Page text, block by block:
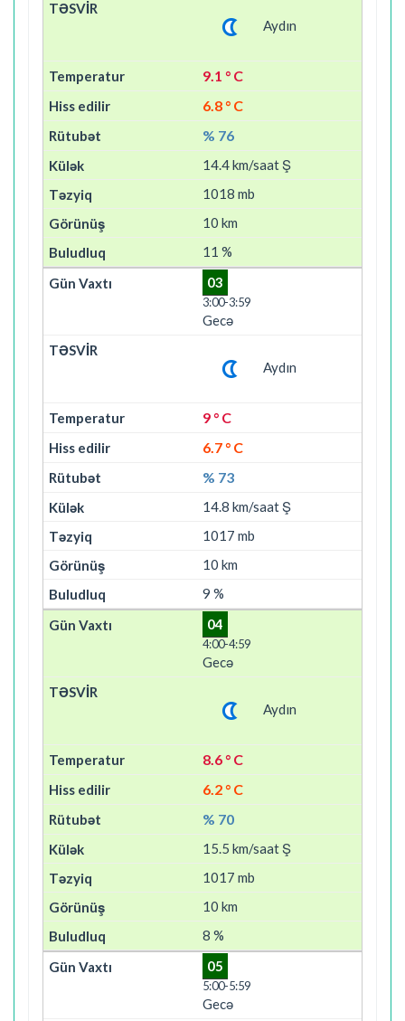
Aydın
9.1 ° C
6.8 ° C
% 76
14.4 km/saat Ş
1018 mb
10 km
11 %
03
3:00-3:59
Gecə
Aydın
9 ° C
6.7 ° C
% 73
14.8 km/saat Ş
1017 mb
10 km
9 %
04
4:00-4:59
Gecə
Aydın
8.6 ° C
6.2 ° C
% 70
15.5 km/saat Ş
1017 mb
10 km
8 %
05
5:00-5:59
Gecə